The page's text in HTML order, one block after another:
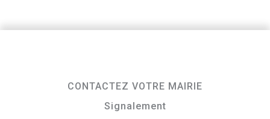
CONTACTEZ VOTRE MAIRIE
Signalement